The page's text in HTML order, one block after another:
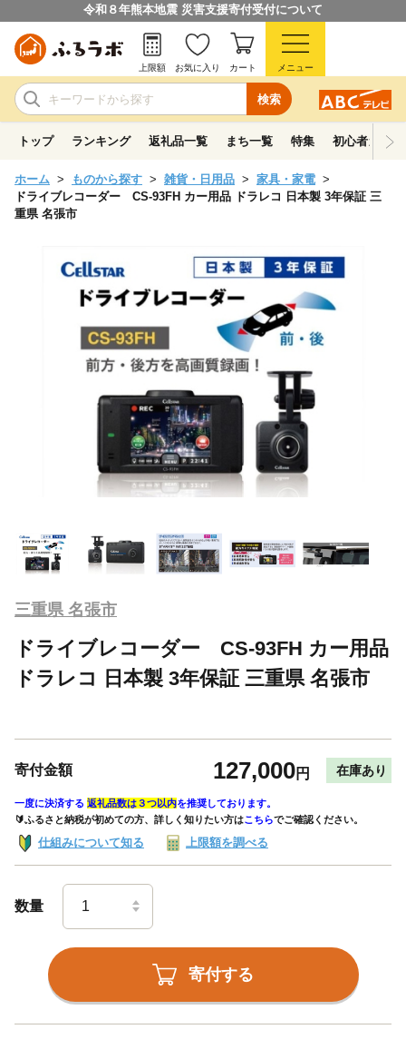
令和８年熊本地震 災害支援寄付受付について
検索
上限額 お気に入り カート メニュー
トップ ランキング 返礼品一覧 まち一覧 特集 初心者ガイド
ホーム ものから探す 雑貨・日用品
家具・家電
ドライブレコーダー CS-93FH カー用品 ドラレコ 日本製 3年保証 三
重県 名張市
三重県 名張市
ドライブレコーダー CS-93FH カー用品
ドラレコ 日本製 3年保証 三重県 名張市
寄付金額 127,000円 在庫あり
一度に決済する 返礼品数は３つ以内を推奨しております。
🔰ふるさと納税が初めての方、詳しく知りたい方はこちらでご確認ください。
仕組みについて知る 上限額を調べる
数量
寄付する